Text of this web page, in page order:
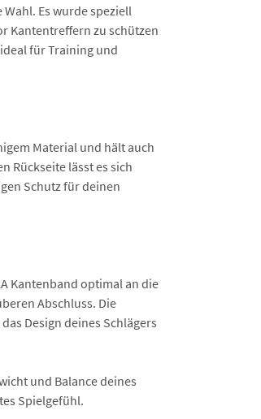
Es wurde speziell
Kantentreffern zu schützen
für Training und
Material und hält auch
Rückseite lässt es sich
Schutz für deinen
Kantenband optimal an die
Abschluss. Die
Design deines Schlägers
und Balance deines
Spielgefühl.